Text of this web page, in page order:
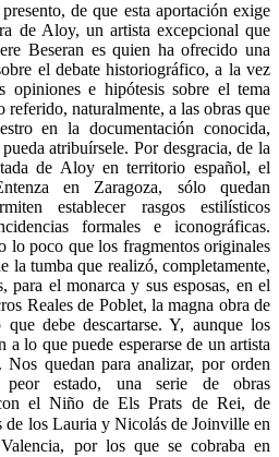
de que esta aportación exige
de Aloy, un artista excepcional que
Beseran es quien ha ofrecido una
el debate historiográfico, a la vez
opiniones e hipótesis sobre el tema
naturalmente, a las obras que
en la documentación conocida,
atribuírsele. Por desgracia, de la
de Aloy en territorio español, el
en Zaragoza, sólo quedan
establecer rasgos estilísticos
formales e iconográficas.
lo poco que los fragmentos originales
la tumba que realizó, completamente,
para el monarca y sus esposas, en el
Reales de Poblet, la magna obra de
debe descartarse. Y, aunque los
a lo que puede esperarse de un artista
quedan para analizar, por orden
estado, una serie de obras
el Niño de Els Prats de Rei, de
de los Lauria y Nicolás de Joinville en
por los que se cobraba en